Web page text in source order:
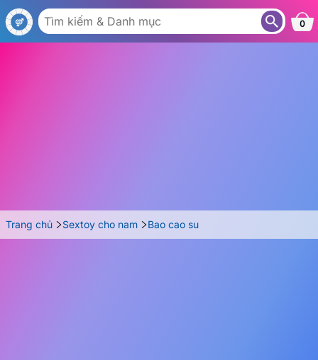
0
Trang chủ Sextoy cho nam Bao cao su